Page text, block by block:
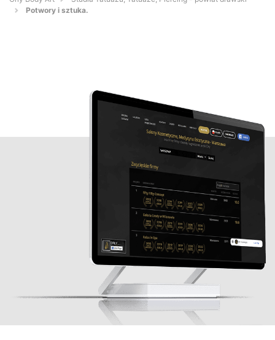
Potwory i sztuka.